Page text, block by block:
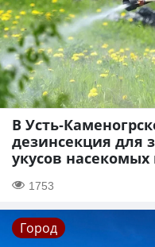
В Усть-
дезинсекция для
укусов
1753
Город